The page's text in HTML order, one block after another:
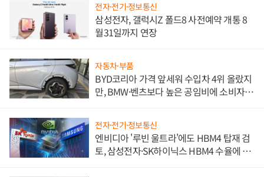
전자·전기·정보통신
삼성전자, 갤럭시Z 폴드8 사전예약 개통 8
월31일까지 연장
자동차·부품
BYD코리아 가격 앞세워 수입차 4위 올랐지
만, BMW·벤츠보다 높은 공임비에 소비자
전자·전기·정보통신
엔비디아 '루빈 울트라'에도 HBM4 탑재 검
토, 삼성전자·SK하이닉스 HBM4 수율에 주